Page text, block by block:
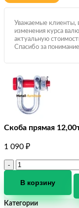
Уважаемые клиенты,
изменения курса
актуальную
Спасибо за
Скоба прямая
1 090 ₽
Количество
Скоба
12,00т
В корзину
Категории